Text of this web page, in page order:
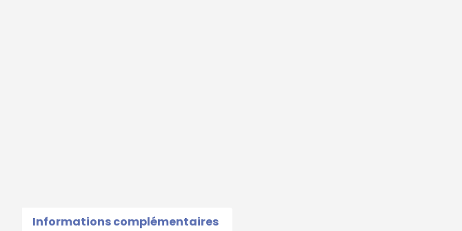
Informations complémentaires